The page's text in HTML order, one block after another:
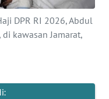
DPR RI 2026, Abdul
kawasan Jamarat,